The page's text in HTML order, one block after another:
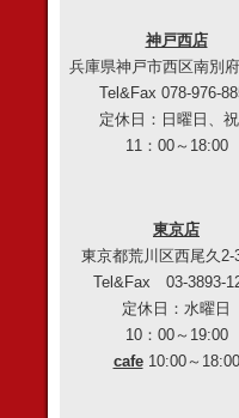
神戸西店
兵庫県神戸市西区南別
Tel&Fax 078-976-
定休日：日曜日、祝
11：00～18:00
東京店
東京都荒川区西尾久2-
Tel&Fax 03-3893-
定休日：水曜日
10：00～19:00
cafe10:00～18:00